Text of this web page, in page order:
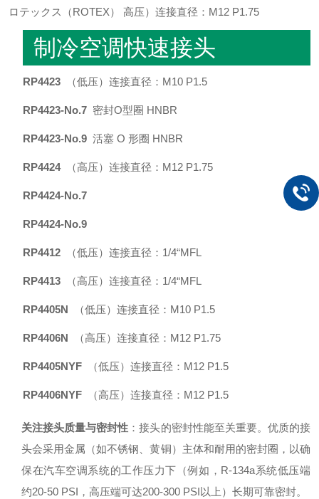
ロテックス（ROTEX） 高压）连接直径：M12 P1.75
制冷空调快速接头
RP4423 （低压）连接直径：M10 P1.5
RP4423-No.7 密封O型圈 HNBR
RP4423-No.9 活塞 O 形圈 HNBR
RP4424 （高压）连接直径：M12 P1.75
RP4424-No.7
RP4424-No.9
RP4412 （低压）连接直径：1/4“MFL
RP4413 （高压）连接直径：1/4“MFL
RP4405N （低压）连接直径：M10 P1.5
RP4406N （高压）连接直径：M12 P1.75
RP4405NYF （低压）连接直径：M12 P1.5
RP4406NYF （高压）连接直径：M12 P1.5
关注接头质量与密封性 ：接头的密封性能至关重要。优质的接
头会采用金属（如不锈钢、黄铜）主体和耐用的密封圈，以确
保在汽车空调系统的工作压力下（例如，R-134a系统低压端
约20-50 PSI，高压端可达200-300 PSI以上）长期可靠密封。